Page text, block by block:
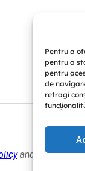
Pentru a
pentru a
pentru
de
retragi
and Terms of